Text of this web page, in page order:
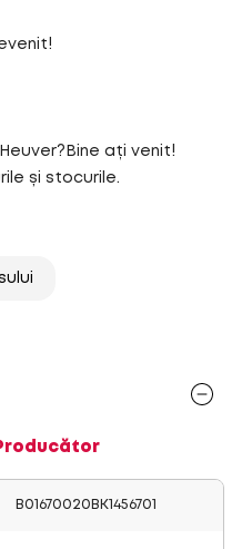
ați venit!
și stocurile.
B01670020BK1456701